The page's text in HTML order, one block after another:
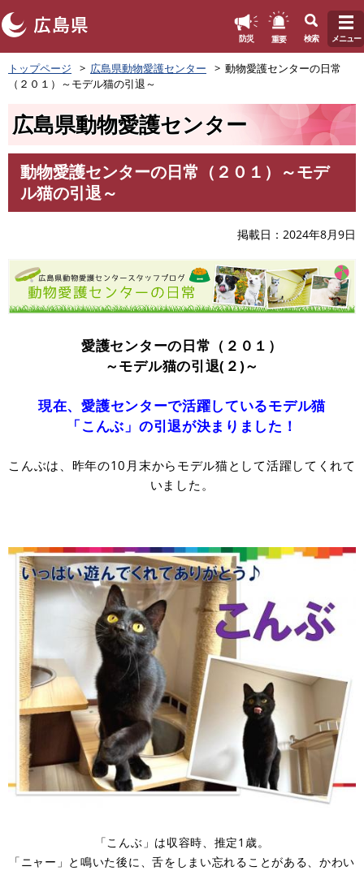
ペ
ー
防災 重要 検索 メニュー
トップページ 広島県動物愛護センター
動物愛護センターの日常
（２０１）～モデル猫の引退～
広島県動物愛護センター
動物愛護センターの日常（２０１）～モデ
ル猫の引退～
掲載日 2024年8月9日
愛護センターの日常（２０１）
～モデル猫の引退(２)～
現在、愛護センターで活躍しているモデル猫
「こんぶ」の引退が決まりました！
こんぶは、昨年の10月末からモデル猫として活躍してくれて
いました。
「こんぶ」は収容時、推定1歳。
「ニャー」と鳴いた後に、舌をしまい忘れることがある、かわい